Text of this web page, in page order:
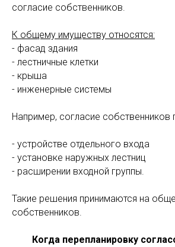
согласие собственников.
К общему имуществу относятся:
- фасад здания
- лестничные клетки
- крыша
- инженерные системы
Например, согласие собственников
- устройстве отдельного входа
- установке наружных лестниц
- расширении входной группы.
Такие решения принимаются на
собственников.
Когда перепланировку